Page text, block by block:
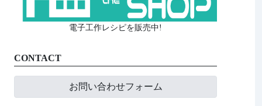
電子工作レシピを販売中!
CONTACT
お問い合わせフォーム